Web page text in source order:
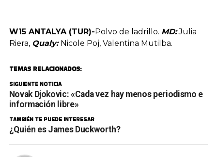
W15 ANTALYA (TUR)-Polvo de ladrillo. MD:Julia
Riera, Qualy: Nicole Poj, Valentina Mutilba.
TEMAS RELACIONADOS:
SIGUIENTE NOTICIA
Novak Djokovic: «Cada vez hay menos periodismo e
información libre»
TAMBIÉN TE PUEDE INTERESAR
¿Quién es James Duckworth?